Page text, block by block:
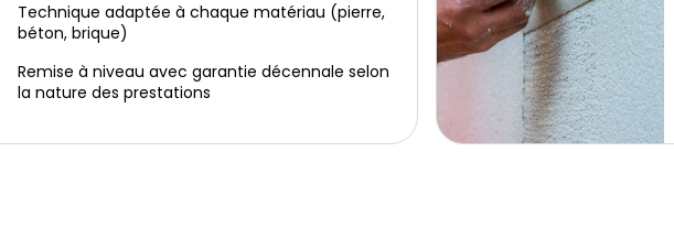
Technique adaptée à chaque matériau (pierre,
béton, brique)
Remise à niveau avec garantie décennale selon
la nature des prestations